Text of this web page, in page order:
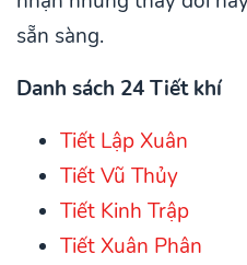
sẵn sàng.
Danh sách 24 Tiết khí
Tiết Lập Xuân
Tiết Vũ Thủy
Tiết Kinh Trập
Tiết Xuân Phân